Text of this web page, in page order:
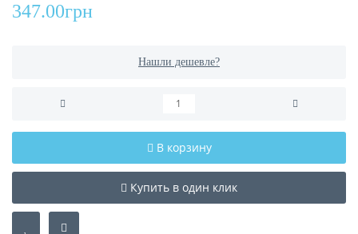
347.00грн
Нашли дешевле?
В корзину
Купить в один клик